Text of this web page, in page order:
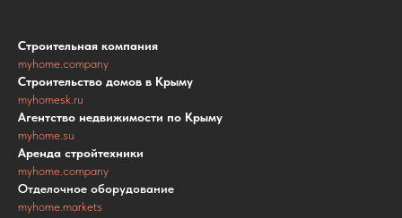
Строительная компания
myhome.company
Строительство домов в Крыму
myhomesk.ru
Агентство недвижимости по Крыму
myhome.su
Аренда стройтехники
myhome.company
Отделочное оборудование
myhome.markets